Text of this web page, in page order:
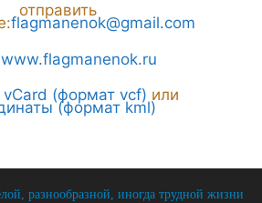
отправить
flagmanenok@gmail.com
www.flagmanenok.ru
vCard (формат vcf) или
(формат kml)
разнообразной, иногда трудной жизни